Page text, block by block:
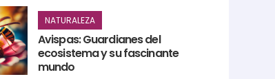
NATURALEZA
Avispas: Guardianes del
ecosistema y su fascinante
mundo